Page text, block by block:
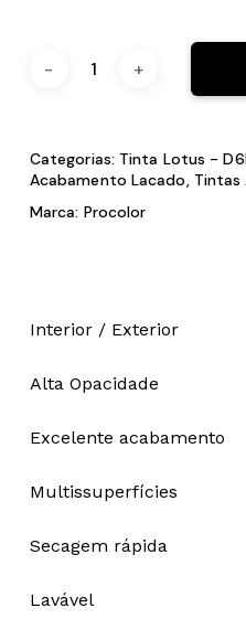
Categorias: Tinta Lotus -
Acabamento Lacado, Tintas
Marca: Procolor
Interior / Exterior
Alta Opacidade
Excelente acabamento
Multissuperfícies
Secagem rápida
Lavável